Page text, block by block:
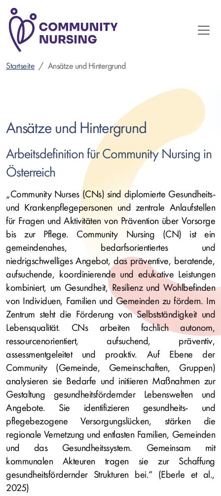
Direkt
zum
Inhalt
Startseite Ansätze und Hintergrund
Ansätze und Hintergrund
Arbeitsdefinition für Community Nursing in
Österreich
„Community Nurses (CNs) sind diplomierte Gesundheits-
und Krankenpflegepersonen und zentrale Anlaufstellen
für Fragen und Aktivitäten von Prävention über Vorsorge
bis zur Pflege. Community Nursing (CN) ist ein
gemeindenahes, bedarfsorientiertes und
niedrigschwelliges Angebot, das präventive, beratende,
aufsuchende, koordinierende und edukative Leistungen
kombiniert, um Gesundheit, Resilienz und Wohlbefinden
von Individuen, Familien und Gemeinden zu fördern. Im
Zentrum steht die Förderung von Selbstständigkeit und
Lebensqualität. CNs arbeiten fachlich autonom,
ressourcenorientiert, aufsuchend, präventiv,
assessmentgeleitet und proaktiv. Auf Ebene der
Community (Gemeinde, Gemeinschaften, Gruppen)
analysieren sie Bedarfe und initiieren Maßnahmen zur
Gestaltung gesundheitsfördernder Lebenswelten und
Angebote. Sie identifizieren gesundheits- und
pflegebezogene Versorgungslücken, stärken die
regionale Vernetzung und entlasten Familien, Gemeinden
und das Gesundheitssystem. Gemeinsam mit
kommunalen Akteuren tragen sie zur Schaffung
gesundheitsfördernder Strukturen bei.“ (Eberle et al.,
2025)